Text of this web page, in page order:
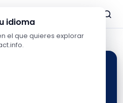
idioma
el que quieres explorar